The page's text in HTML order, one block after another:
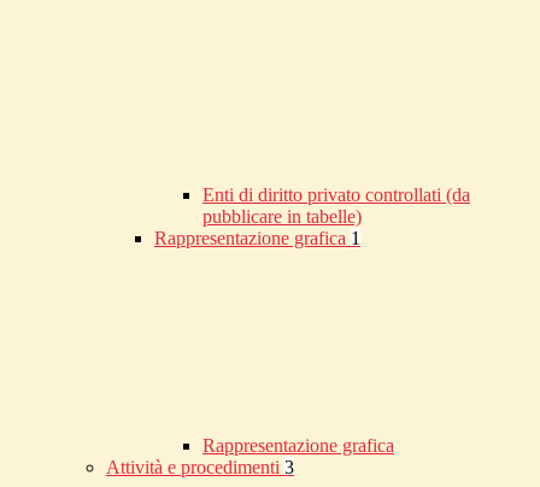
Enti di diritto privato controllati (da
pubblicare in tabelle)
Rappresentazione grafica 1
Rappresentazione grafica
Attività e procedimenti 3